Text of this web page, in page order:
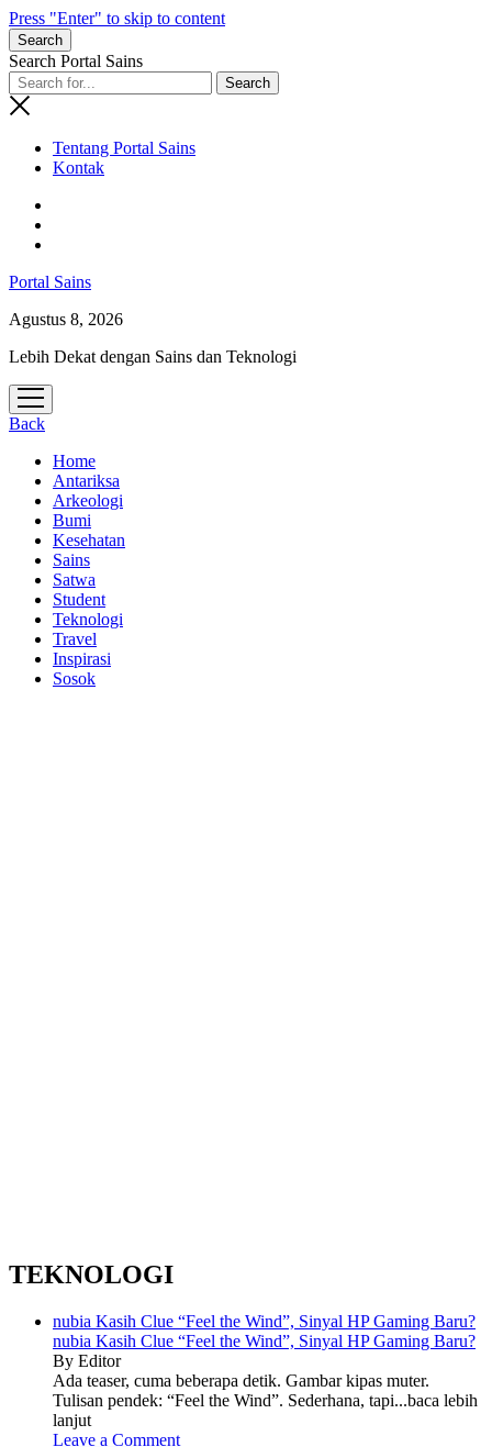
Press "Enter" to skip to content
Search
Search Portal Sains
Tentang Portal Sains
Kontak
Portal Sains
Agustus 8, 2026
Lebih Dekat dengan Sains dan Teknologi
open
menu
Back
Home
Antariksa
Arkeologi
Bumi
Kesehatan
Sains
Satwa
Student
Teknologi
Travel
Inspirasi
Sosok
TEKNOLOGI
nubia Kasih Clue “Feel the Wind”, Sinyal HP Gaming Baru?
nubia Kasih Clue “Feel the Wind”, Sinyal HP Gaming Baru?
By Editor
Ada teaser, cuma beberapa detik. Gambar kipas muter.
Tulisan pendek: “Feel the Wind”. Sederhana, tapi...baca lebih
lanjut
Leave a Comment